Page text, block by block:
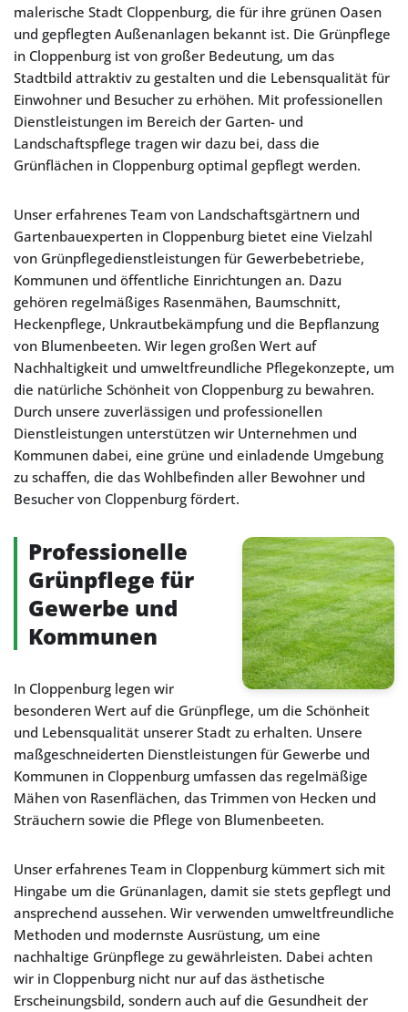
malerische Stadt Cloppenburg, die für ihre grünen Oasen
und gepflegten Außenanlagen bekannt ist. Die Grünpflege
in Cloppenburg ist von großer Bedeutung, um das
Stadtbild attraktiv zu gestalten und die Lebensqualität für
Einwohner und Besucher zu erhöhen. Mit professionellen
Dienstleistungen im Bereich der Garten- und
Landschaftspflege tragen wir dazu bei, dass die
Grünflächen in Cloppenburg optimal gepflegt werden.
Unser erfahrenes Team von Landschaftsgärtnern und
Gartenbauexperten in Cloppenburg bietet eine Vielzahl
von Grünpflegedienstleistungen für Gewerbebetriebe,
Kommunen und öffentliche Einrichtungen an. Dazu
gehören regelmäßiges Rasenmähen, Baumschnitt,
Heckenpflege, Unkrautbekämpfung und die Bepflanzung
von Blumenbeeten. Wir legen großen Wert auf
Nachhaltigkeit und umweltfreundliche Pflegekonzepte, um
die natürliche Schönheit von Cloppenburg zu bewahren.
Durch unsere zuverlässigen und professionellen
Dienstleistungen unterstützen wir Unternehmen und
Kommunen dabei, eine grüne und einladende Umgebung
zu schaffen, die das Wohlbefinden aller Bewohner und
Besucher von Cloppenburg fördert.
Professionelle
Grünpflege für
Gewerbe und
Kommunen
In Cloppenburg legen wir
besonderen Wert auf die Grünpflege, um die Schönheit
und Lebensqualität unserer Stadt zu erhalten. Unsere
maßgeschneiderten Dienstleistungen für Gewerbe und
Kommunen in Cloppenburg umfassen das regelmäßige
Mähen von Rasenflächen, das Trimmen von Hecken und
Sträuchern sowie die Pflege von Blumenbeeten.
Unser erfahrenes Team in Cloppenburg kümmert sich mit
Hingabe um die Grünanlagen, damit sie stets gepflegt und
ansprechend aussehen. Wir verwenden umweltfreundliche
Methoden und modernste Ausrüstung, um eine
nachhaltige Grünpflege zu gewährleisten. Dabei achten
wir in Cloppenburg nicht nur auf das ästhetische
Erscheinungsbild, sondern auch auf die Gesundheit der